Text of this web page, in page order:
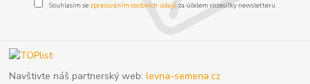
Souhlasím se zpracováním osobních údajůza účelem rozesílky newsletteru.
Navštivte náš partnerský web:levna-semena.cz